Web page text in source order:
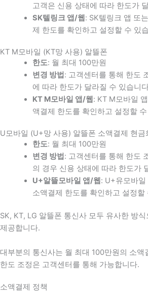
고객은 신용 상태에 따라 한도가
SK텔링크 앱/웹 : SK텔링크 앱 또
제 한도를 확인하고 설정할 수 있
KT M모바일 (KT망 사용) 알뜰폰
한도: 월 최대 100만원
변경 방법 : 고객센터를 통해 한도
에 따라 한도가 달라질 수 있습니
KT M모바일 앱/웹 : KT M모바일
액결제 한도를 확인하고 설정할
U모바일 (U+망 사용) 알뜰폰 소액결제 현금
한도: 월 최대 100만원
변경 방법 : 고객센터를 통해 한도
의 경우 신용 상태에 따라 한도가
U+알뜰모바일 앱/웹 : U+유모바일
소액결제 한도를 확인하고 설정할
SK, KT, LG 알뜰폰 통신사 모두 유사한 방
제공합니다.
대부분의 통신사는 월 최대 100만원의 소액
한도 조정은 고객센터를 통해 가능합니다.
소액결제 정책